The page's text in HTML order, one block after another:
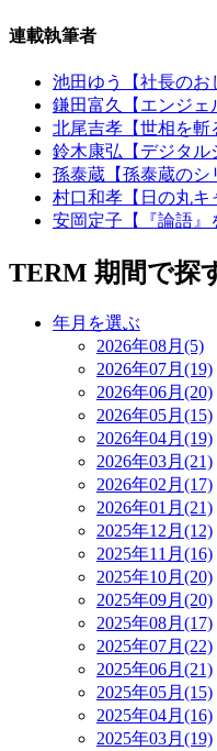
連載執筆者
池田ゆう【社長のお
鎌田富久【エンジェ
北尾吉孝【世相を斬
鈴木康弘【デジタル
孫泰蔵【孫泰蔵のシ
村口和孝【日の丸キ
安岡定子【『論語』
TERM 期間で探
年月を選ぶ
2026年08月(5)
2026年07月(19)
2026年06月(20)
2026年05月(15)
2026年04月(19)
2026年03月(21)
2026年02月(17)
2026年01月(21)
2025年12月(12)
2025年11月(16)
2025年10月(20)
2025年09月(20)
2025年08月(17)
2025年07月(22)
2025年06月(21)
2025年05月(15)
2025年04月(16)
2025年03月(19)